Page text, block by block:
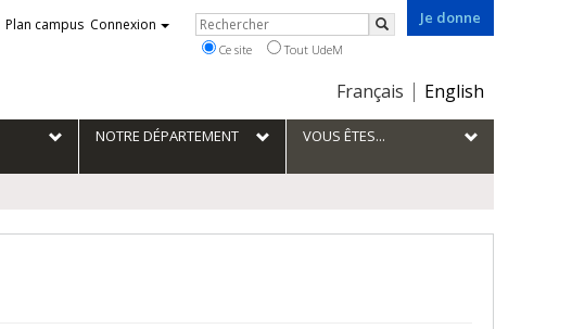
Je donne
Choix
la
langue
Français English
Plan campus Connexion Rechercher
Rechercher
Ce site Tout UdeM
NOTRE DÉPARTEMENT VOUS ÊTES...